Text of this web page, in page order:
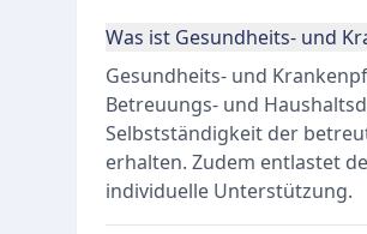
Was ist Gesundheits- und
Gesundheits- und
Betreuungs- und
Selbstständigkeit der
erhalten. Zudem entlastet
individuelle Unterstützung.